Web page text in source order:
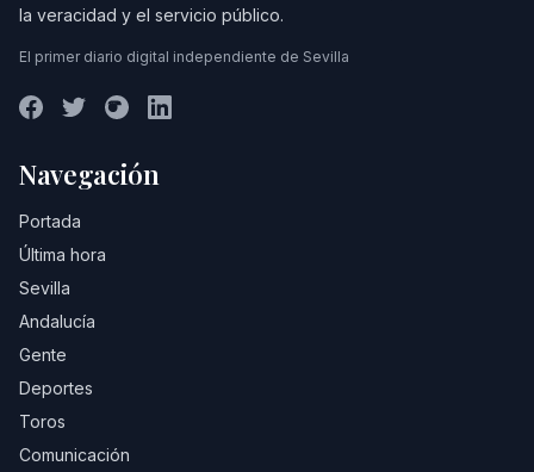
la veracidad y el servicio público.
El primer diario digital independiente de Sevilla
Navegación
Portada
Última hora
Sevilla
Andalucía
Gente
Deportes
Toros
Comunicación